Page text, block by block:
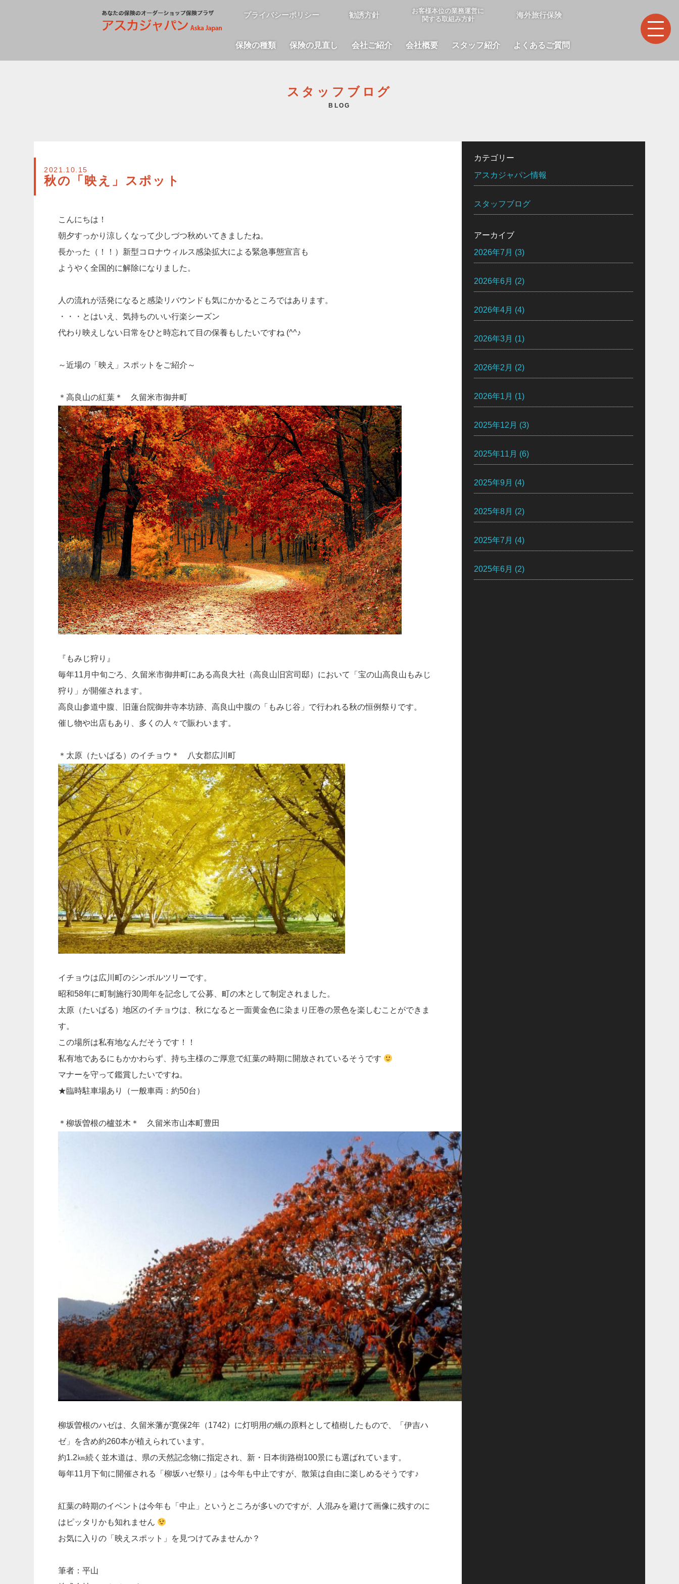
プライバシーポリシー 勧誘方針
お客様本位の業務運営に
関する取組み方針
海外旅行保険
保険の種類 保険の見直し 会社ご紹介 会社概要 スタッフ紹介 よくあるご質問
スタッフブログ
BLOG
2021.10.15
秋の「映え」スポット
こんにちは！
朝夕すっかり涼しくなって少しづつ秋めいてきましたね。
長かった（！！）新型コロナウィルス感染拡大による緊急事態宣言も
ようやく全国的に解除になりました。
人の流れが活発になると感染リバウンドも気にかかるところではあります。
・・・とはいえ、気持ちのいい行楽シーズン
代わり映えしない日常をひと時忘れて目の保養もしたいですね (^^♪
～近場の「映え」スポットをご紹介～
＊高良山の紅葉＊ 久留米市御井町
『もみじ狩り』
毎年11月中旬ごろ、久留米市御井町にある高良大社（高良山旧宮司邸）において「宝の山高良山もみじ
狩り 」が開催されます。
高良山参道中腹、旧蓮台院御井寺本坊跡、高良山中腹の「もみじ谷」で行われる秋の恒例祭りです。
催し物や出店もあり、多くの人々で賑わいます。
＊太原（たいばる）のイチョウ＊ 八女郡広川町
イチョウは広川町のシンボルツリーです。
昭和58年に町制施行30周年を記念して公募、町の木として制定されました。
太原（たいばる）地区のイチョウは、秋になると一面黄金色に染まり圧巻の景色を楽しむことができま
す。
この場所は私有地なんだそうです！！
私有地であるにもかかわらず、持ち主様のご厚意で紅葉の時期に開放されているそうです
マナーを守って鑑賞したいですね。
★臨時駐車場あり（一般車両：約50台）
＊柳坂曽根の櫨並木＊ 久留米市山本町豊田
柳坂曽根のハゼは、久留米藩が寛保2年（1742）に灯明用の蝋の原料として植樹したもので、「伊吉ハ
ゼ」を含め約260本が植えられています。
約1.2㎞続く並木道は、県の天然記念物に指定され、新・日本街路樹100景にも選ばれています。
毎年11月下旬に開催される「柳坂ハゼ祭り」は今年も中止ですが、散策は自由に楽しめるそうです♪
紅葉の時期のイベントは今年も「中止」というところが多いのですが、人混みを避けて画像に残すのに
はピッタリかも知れません
お気に入りの「映えスポット」を見つけてみませんか？
筆者：平山
カテゴリー
アスカジャパン情報
スタッフブログ
アーカイブ
2026年7月 (3)
2026年6月 (2)
2026年4月 (4)
2026年3月 (1)
2026年2月 (2)
2026年1月 (1)
2025年12月 (3)
2025年11月 (6)
2025年9月 (4)
2025年8月 (2)
2025年7月 (4)
2025年6月 (2)